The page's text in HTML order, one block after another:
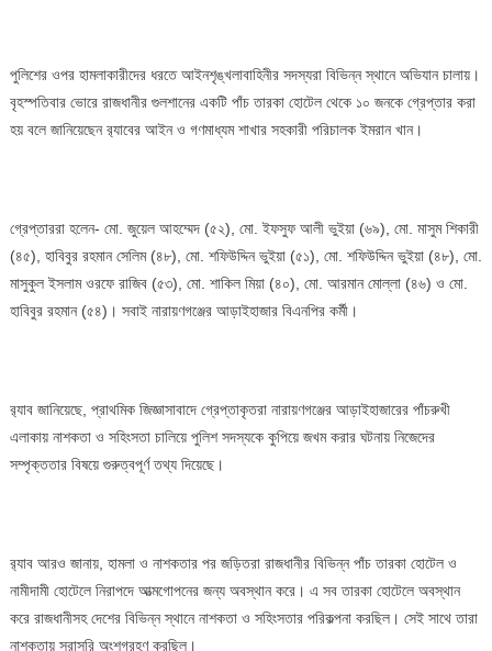
পুলিশের ওপর হামলাকারীদের ধরতে আইনশৃঙ্খলাবাহিনীর সদস্যরা বিভিন্ন স্থানে অভিযান চালায়।
বৃহস্পতিবার ভোরে রাজধানীর গুলশানের একটি পাঁচ তারকা হোটেল থেকে ১০ জনকে গ্রেপ্তার করা
হয় বলে জানিয়েছেন র‌্যাবের আইন ও গণমাধ্যম শাখার সহকারী পরিচালক ইমরান খান।
গ্রেপ্তাররা হলেন- মো. জুয়েল আহম্মেদ (৫২), মো. ইফসুফ আলী ভুইয়া (৬৯), মো. মাসুম শিকারী
(৪৫), হাবিবুর রহমান সেলিম (৪৮), মো. শফিউদ্দিন ভুইয়া (৫১), মো. শফিউদ্দিন ভুইয়া (৪৮), মো.
মাসুকুল ইসলাম ওরফে রাজিব (৫৩), মো. শাকিল মিয়া (৪০), মো. আরমান মোল্লা (৪৬) ও মো.
হাবিবুর রহমান (৫৪)। সবাই নারায়ণগঞ্জের আড়াইহাজার বিএনপির কর্মী।
র‌্যাব জানিয়েছে, প্রাথমিক জিজ্ঞাসাবাদে গ্রেপ্তাকৃতরা নারায়ণগঞ্জের আড়াইহাজারের পাঁচরুখী
এলাকায় নাশকতা ও সহিংসতা চালিয়ে পুলিশ সদস্যকে কুপিয়ে জখম করার ঘটনায় নিজেদের
সম্পৃক্ততার বিষয়ে গুরুত্বপূর্ণ তথ্য দিয়েছে।
র‍্যাব আরও জানায়, হামলা ও নাশকতার পর জড়িতরা রাজধানীর বিভিন্ন পাঁচ তারকা হোটেল ও
নামীদামী হোটেলে নিরাপদে আত্মগোপনের জন্য অবস্থান করে। এ সব তারকা হোটেলে অবস্থান
করে রাজধানীসহ দেশের বিভিন্ন স্থানে নাশকতা ও সহিংসতার পরিকল্পনা করছিল। সেই সাথে তারা
নাশকতায় সরাসরি অংশগ্রহণ করছিল।